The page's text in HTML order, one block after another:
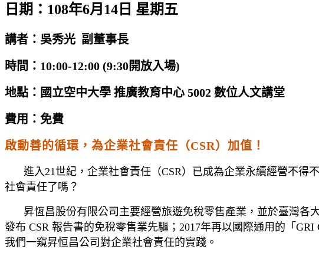
日期：108年6月14日 星期五
講者：吳秀光 副董事長
時間：10:00-12:00 (9:30開放入場)
地點：國立空中大學 推廣教育中心 5002 數位人文講堂
費用：免費
啟動善的循環，為企業社會責任（CSR）加值！
進入21世紀，企業社會責任（CSR）已成為企業永續經營不
社會責任了嗎？
昇恆昌股份有限公司主要經營旅遊免稅零售產業，並於臺灣各
發布 CSR 報告書的免稅零售業先驅；2017年再以國際通用的「
我們一窺昇恒昌公司對企業社會責任的實踐。